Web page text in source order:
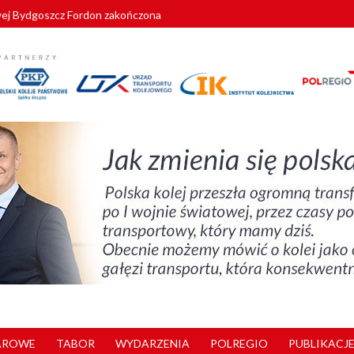
Bydgoszcz Fordon zakończona
pociągi od PESA. Sześć nowoczesnych ELF-ów wyjedzie na tory w
GySEV gotowe
się doświadczeniami z ukraińskim partnerem kolejowym
TABOR WYDARZENIA POLREGIO